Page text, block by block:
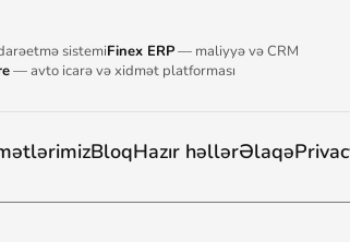
sistemiFinex ERP— maliyyə və CRM
— avto icarə və xidmət platforması
BloqHazır həllərƏlaqə